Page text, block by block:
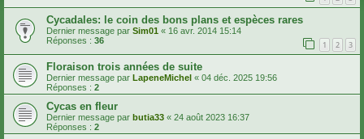
Cycadales: le coin des bons plans et espèces rares
Dernier message par Sim01 « 16 avr. 2014 15:14
Réponses : 36 1 2 3
Floraison trois années de suite
Dernier message par LapeneMichel « 04 déc. 2025 19:56
Réponses : 2
Cycas en fleur
Dernier message par butia33 « 24 août 2023 16:37
Réponses : 2